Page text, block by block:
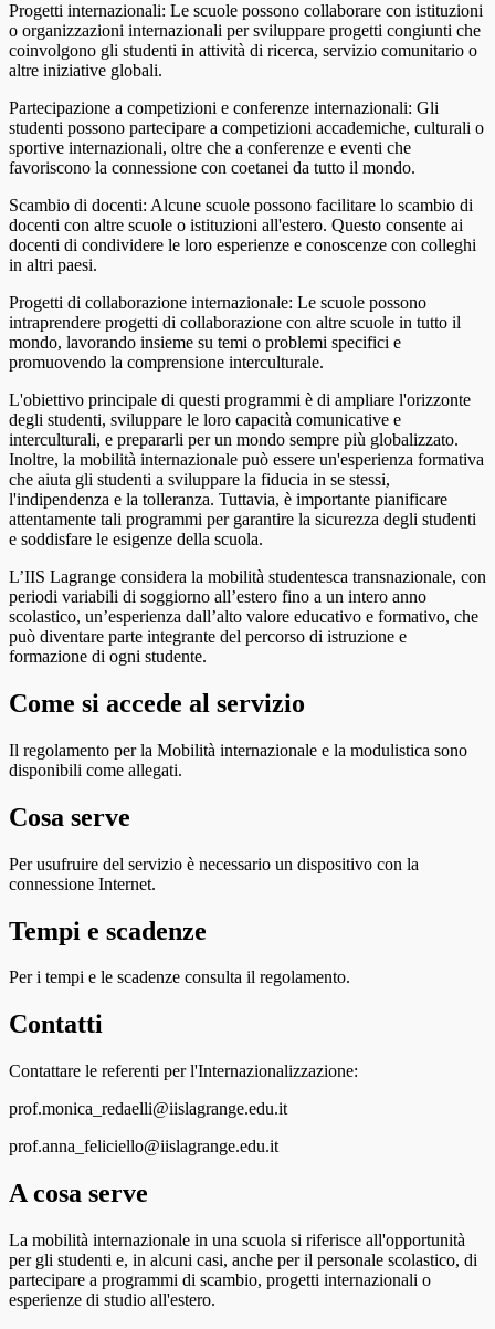
Progetti internazionali: Le scuole possono collaborare con istituzioni
o organizzazioni internazionali per sviluppare progetti congiunti che
coinvolgono gli studenti in attività di ricerca, servizio comunitario o
altre iniziative globali.
Partecipazione a competizioni e conferenze internazionali: Gli
studenti possono partecipare a competizioni accademiche, culturali o
sportive internazionali, oltre che a conferenze e eventi che
favoriscono la connessione con coetanei da tutto il mondo.
Scambio di docenti: Alcune scuole possono facilitare lo scambio di
docenti con altre scuole o istituzioni all'estero. Questo consente ai
docenti di condividere le loro esperienze e conoscenze con colleghi
in altri paesi.
Progetti di collaborazione internazionale: Le scuole possono
intraprendere progetti di collaborazione con altre scuole in tutto il
mondo, lavorando insieme su temi o problemi specifici e
promuovendo la comprensione interculturale.
L'obiettivo principale di questi programmi è di ampliare l'orizzonte
degli studenti, sviluppare le loro capacità comunicative e
interculturali, e prepararli per un mondo sempre più globalizzato.
Inoltre, la mobilità internazionale può essere un'esperienza formativa
che aiuta gli studenti a sviluppare la fiducia in se stessi,
l'indipendenza e la tolleranza. Tuttavia, è importante pianificare
attentamente tali programmi per garantire la sicurezza degli studenti
e soddisfare le esigenze della scuola.
L’IIS Lagrange considera la mobilità studentesca transnazionale, con
periodi variabili di soggiorno all’estero fino a un intero anno
scolastico, un’esperienza dall’alto valore educativo e formativo, che
può diventare parte integrante del percorso di istruzione e
formazione di ogni studente.
Come si accede al servizio
Il regolamento per la Mobilità internazionale e la modulistica sono
disponibili come allegati.
Cosa serve
Per usufruire del servizio è necessario un dispositivo con la
connessione Internet.
Tempi e scadenze
Per i tempi e le scadenze consulta il regolamento.
Contatti
Contattare le referenti per l'Internazionalizzazione:
prof.monica_redaelli@iislagrange.edu.it
prof.anna_feliciello@iislagrange.edu.it
A cosa serve
La mobilità internazionale in una scuola si riferisce all'opportunità
per gli studenti e, in alcuni casi, anche per il personale scolastico, di
partecipare a programmi di scambio, progetti internazionali o
esperienze di studio all'estero.